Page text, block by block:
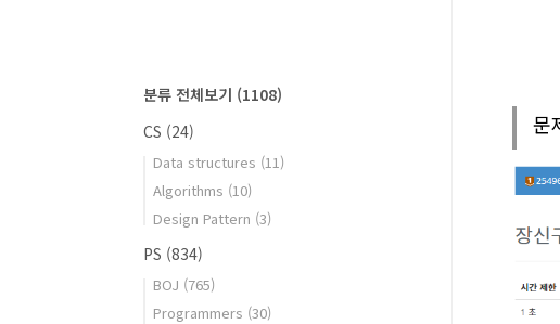
문
분류 전체보기 (1108)
CS (24)
Data structures (11)
Algorithms (10)
Design Pattern (3)
PS (834)
BOJ (765)
Programmers (30)